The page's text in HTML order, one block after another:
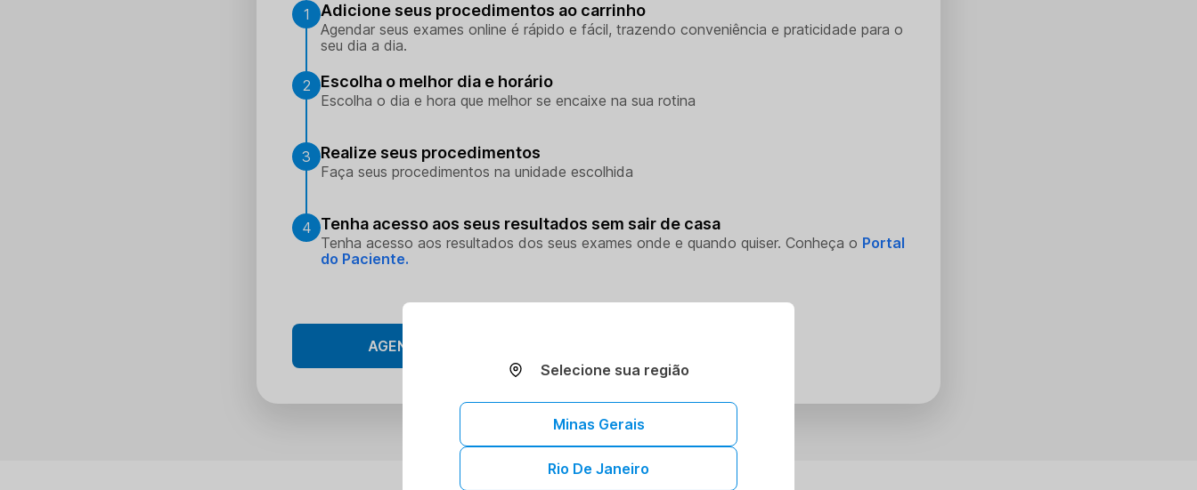
1 Adicione seus procedimentos ao carrinho
Agendar seus exames online é rápido e fácil, trazendo conveniência e praticidade para o
seu dia a dia.
2 Escolha o melhor dia e horário
Escolha o dia e hora que melhor se encaixe na sua rotina
3 Realize seus procedimentos
Faça seus procedimentos na unidade escolhida
4 Tenha acesso aos seus resultados sem sair de casa
Tenha acesso aos resultados dos seus exames onde e quando quiser. Conheça o Portal
do Paciente.
AGENDAR AGORA
Selecione sua região
Minas Gerais
Rio De Janeiro